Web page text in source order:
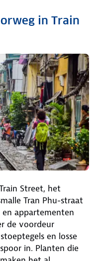
in Train
Street, het
Tran Phu-straat
en appartementen
de voordeur
en losse
in. Planten die